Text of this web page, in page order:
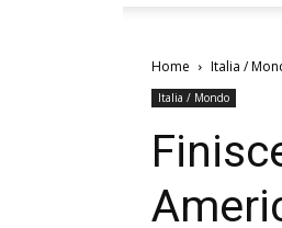
Home Italia /
Italia / Mondo